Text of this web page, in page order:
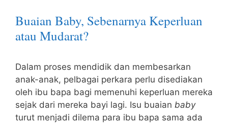
Buaian Baby, Sebenarnya Keperluan
atau Mudarat?
Dalam proses mendidik dan membesarkan
anak-anak, pelbagai perkara perlu disediakan
oleh ibu bapa bagi memenuhi keperluan mereka
sejak dari mereka bayi lagi. Isu buaian baby
turut menjadi dilema para ibu bapa sama ada